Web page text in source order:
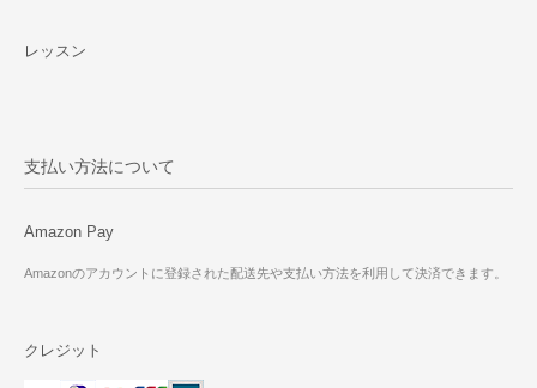
レッスン
支払い方法について
Amazon Pay
Amazonのアカウントに登録された配送先や支払い方法を利用して決済できます。
クレジット